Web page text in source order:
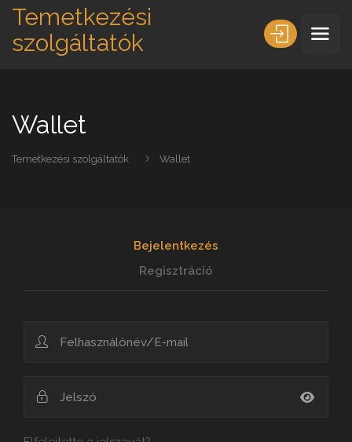
Temetkezési
szolgáltatók
Wallet
Temetkezési szolgáltatók Wallet
Bejelentkezés
Regisztráció